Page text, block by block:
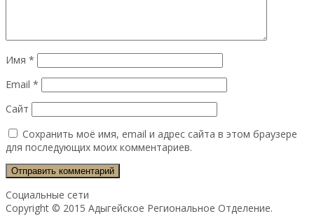
Имя *
Email *
Сайт
Сохранить моё имя, email и адрес сайта в этом браузере
для последующих моих комментариев.
Социальные сети
Copyright © 2015 Адыгейское Региональное Отделение.